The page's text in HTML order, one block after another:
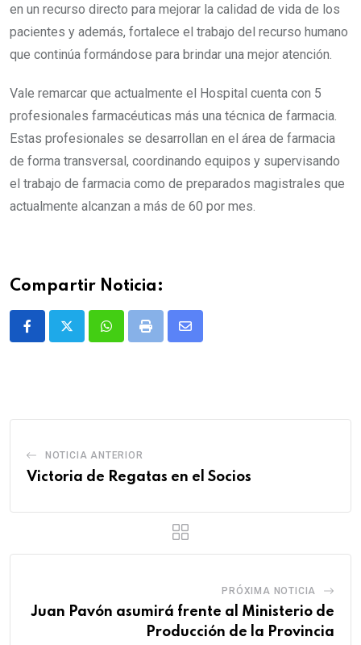
en un recurso directo para mejorar la calidad de vida de los
pacientes y además, fortalece el trabajo del recurso humano
que continúa formándose para brindar una mejor atención.
Vale remarcar que actualmente el Hospital cuenta con 5
profesionales farmacéuticas más una técnica de farmacia.
Estas profesionales se desarrollan en el área de farmacia
de forma transversal, coordinando equipos y supervisando
el trabajo de farmacia como de preparados magistrales que
actualmente alcanzan a más de 60 por mes.
Compartir Noticia:
WhatsappPrint
Share
NOTICIA ANTERIOR
Victoria de Regatas en el Socios
PRÓXIMA NOTICIA
Juan Pavón asumirá frente al Ministerio de
Producción de la Provincia